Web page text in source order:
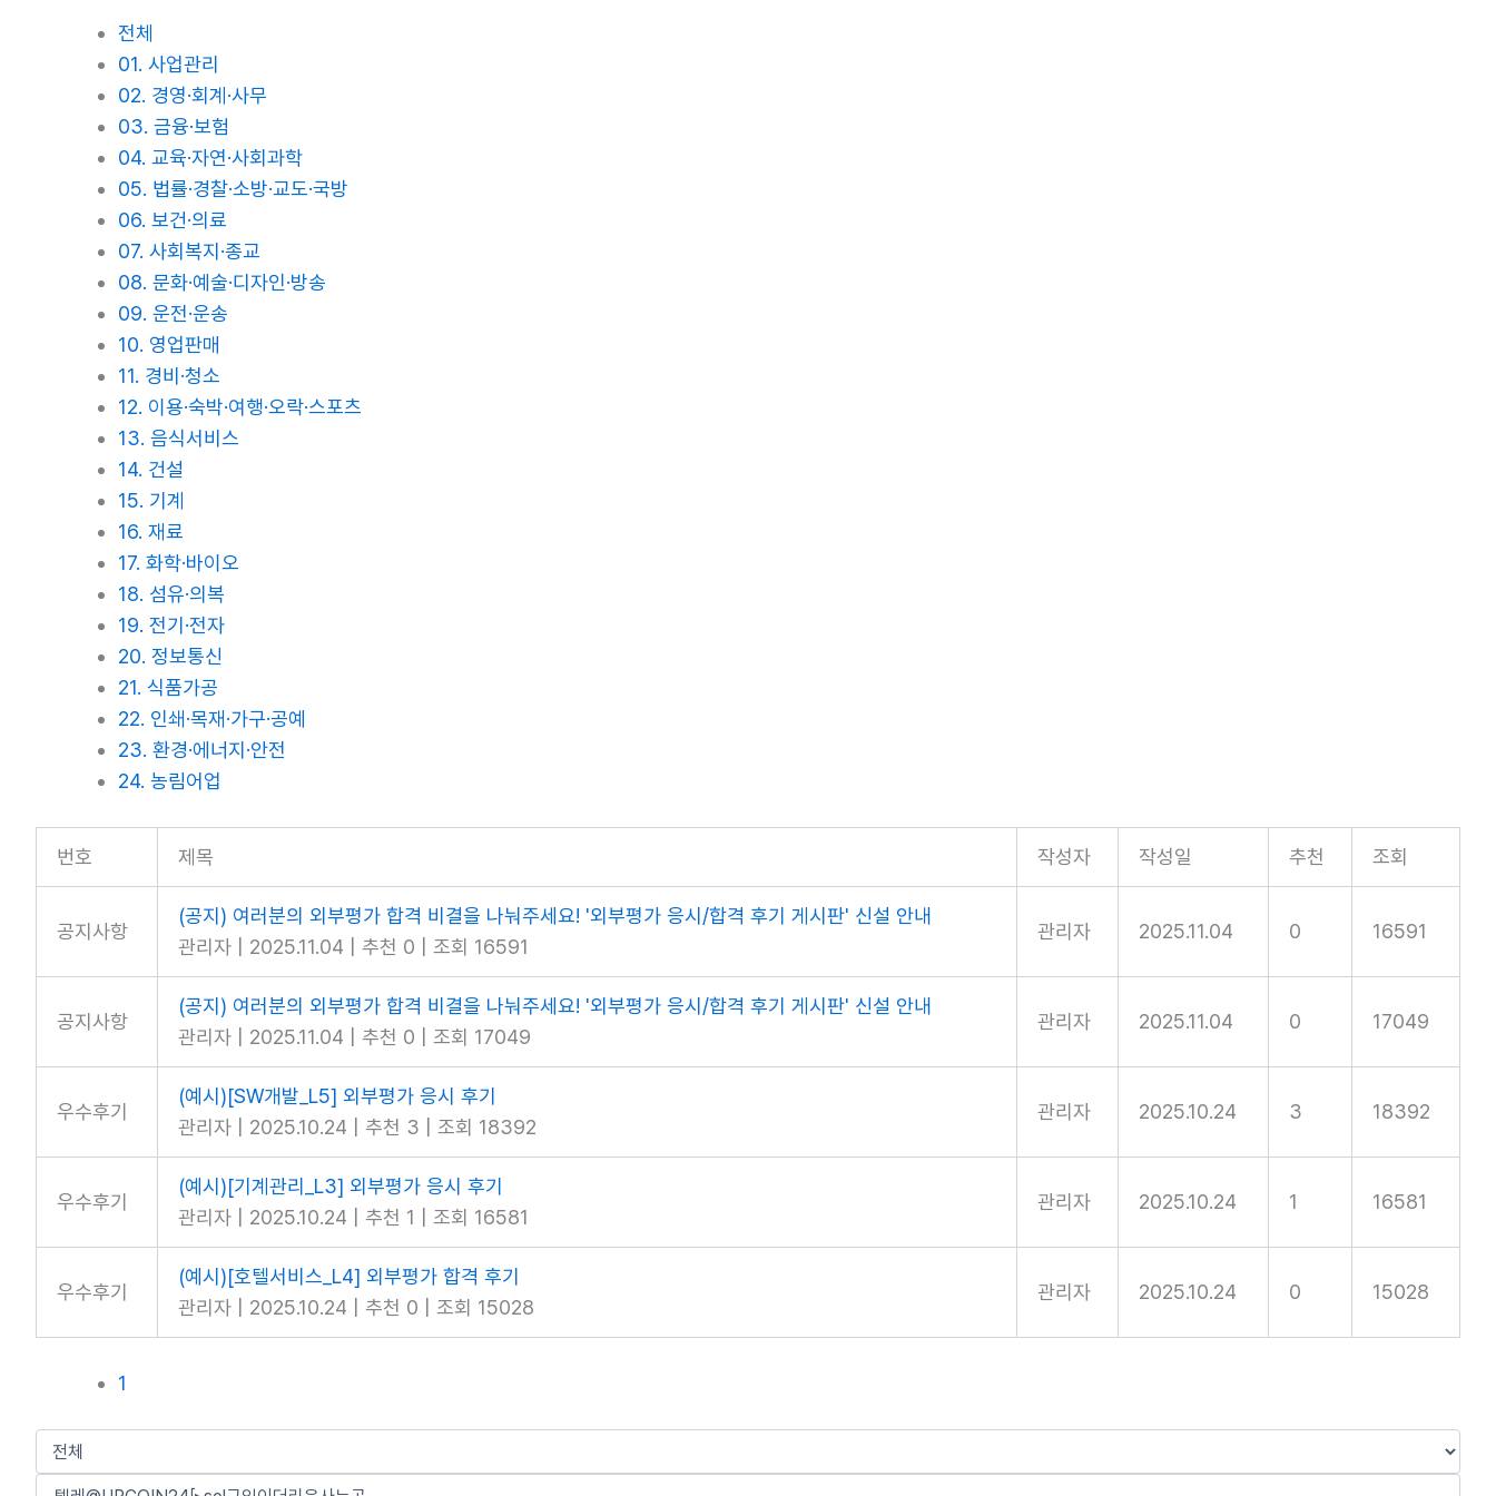
전체
01. 사업관리
02. 경영·회계·사무
03. 금융·보험
04. 교육·자연·사회과학
05. 법률·경찰·소방·교도·국방
06. 보건·의료
07. 사회복지·종교
08. 문화·예술·디자인·방송
09. 운전·운송
10. 영업판매
11. 경비·청소
12. 이용·숙박·여행·오락·스포츠
13. 음식서비스
14. 건설
15. 기계
16. 재료
17. 화학·바이오
18. 섬유·의복
19. 전기·전자
20. 정보통신
21. 식품가공
22. 인쇄·목재·가구·공예
23. 환경·에너지·안전
24. 농림어업
번호 제목 작성자 작성일 추천 조회
공지사항
(공지) 여러분의 외부평가 합격 비결을 나눠주세요! '외부평가 응시/합격 후기 게시판' 신설 안내
관리자
2025.11.04 추천 0 조회 16591
관리자 2025.11.04 0 16591
공지사항
(공지) 여러분의 외부평가 합격 비결을 나눠주세요! '외부평가 응시/합격 후기 게시판' 신설 안내
관리자
2025.11.04 추천 0 조회 17049
관리자 2025.11.04 0 17049
우수후기
(예시)[SW개발_L5] 외부평가 응시 후기
관리자
2025.10.24 추천 3 조회 18392
관리자 2025.10.24 3 18392
우수후기
(예시)[기계관리_L3] 외부평가 응시 후기
관리자
2025.10.24 추천 1 조회 16581
관리자 2025.10.24 1 16581
우수후기
(예시)[호텔서비스_L4] 외부평가 합격 후기
관리자
2025.10.24 추천 0 조회 15028
관리자 2025.10.24 0 15028
1